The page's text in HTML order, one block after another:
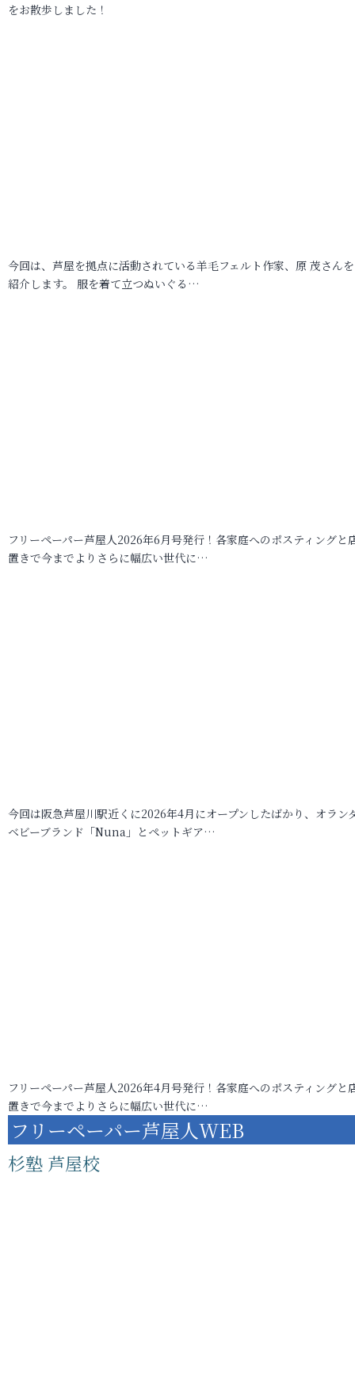
をお散歩しました！
今回は、芦屋を拠点に活動されている羊毛フェルト作家、原 茂さん
紹介します。 服を着て立つぬいぐる…
フリーペーパー芦屋人2026年6月号発行！各家庭へのポスティングと
置きで今までよりさらに幅広い世代に…
今回は阪急芦屋川駅近くに2026年4月にオープンしたばかり、オラン
ベビーブランド「Nuna」とペットギア…
フリーペーパー芦屋人2026年4月号発行！各家庭へのポスティングと
置きで今までよりさらに幅広い世代に…
フリーペーパー芦屋人WEB
杉塾 芦屋校